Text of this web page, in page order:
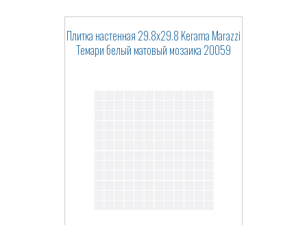
Плитка настенная 29.8x29.8 Kerama Marazzi
Темари белый матовый мозаика 20059